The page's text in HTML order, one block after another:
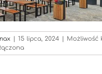
| 15 lipca, 2024 | Możliwość